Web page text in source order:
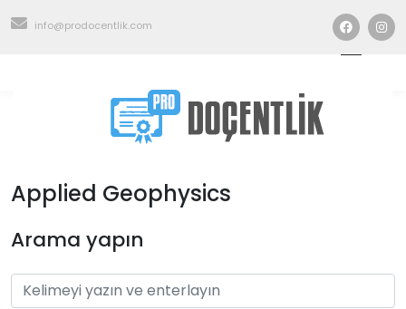
info@prodocentlik.com
Applied Geophysics
Arama yapın